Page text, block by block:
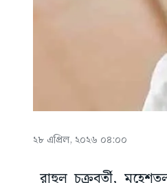
২৮ এপ্রিল, ২০২৬ ০৪:০০